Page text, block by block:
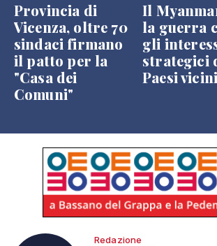
Provincia di
Vicenza, oltre 70
sindaci firmano
il patto per la
"Casa dei
Comuni"
Il
la guerra
gli
strategici
Paesi vicini
Redazione